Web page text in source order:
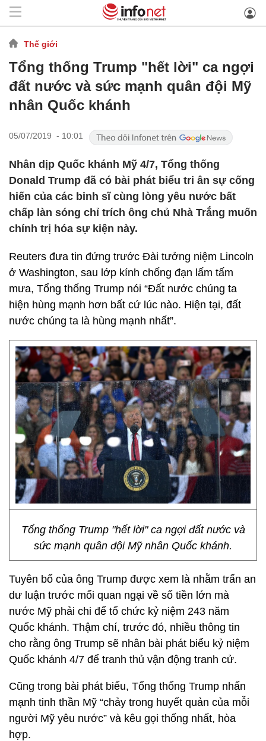
Thế giới
Tổng thống Trump "hết lời" ca ngợi
đất nước và sức mạnh quân đội Mỹ
nhân Quốc khánh
05/07/2019 - 10:01
Nhân dịp Quốc khánh Mỹ 4/7, Tổng thống
Donald Trump đã có bài phát biểu tri ân sự cống
hiến của các binh sĩ cùng lòng yêu nước bất
chấp làn sóng chỉ trích ông chủ Nhà Trắng muốn
chính trị hóa sự kiện này.
Reuters đưa tin đứng trước Đài tưởng niệm Lincoln
ở Washington, sau lớp kính chống đạn lấm tấm
mưa, Tổng thống Trump nói “Đất nước chúng ta
hiện hùng mạnh hơn bất cứ lúc nào. Hiện tại, đất
nước chúng ta là hùng mạnh nhất”.
Tổng thống Trump "hết lời" ca ngợi đất nước và
sức mạnh quân đội Mỹ nhân Quốc khánh.
Tuyên bố của ông Trump được xem là nhằm trấn an
dư luận trước mối quan ngại về số tiền lớn mà
nước Mỹ phải chi để tổ chức kỷ niệm 243 năm
Quốc khánh. Thậm chí, trước đó, nhiều thông tin
cho rằng ông Trump sẽ nhân bài phát biểu kỷ niệm
Quốc khánh 4/7 để tranh thủ vận động tranh cử.
Cũng trong bài phát biểu, Tổng thống Trump nhấn
mạnh tinh thần Mỹ “chảy trong huyết quản của mỗi
người Mỹ yêu nước” và kêu gọi thống nhất, hòa
hợp.